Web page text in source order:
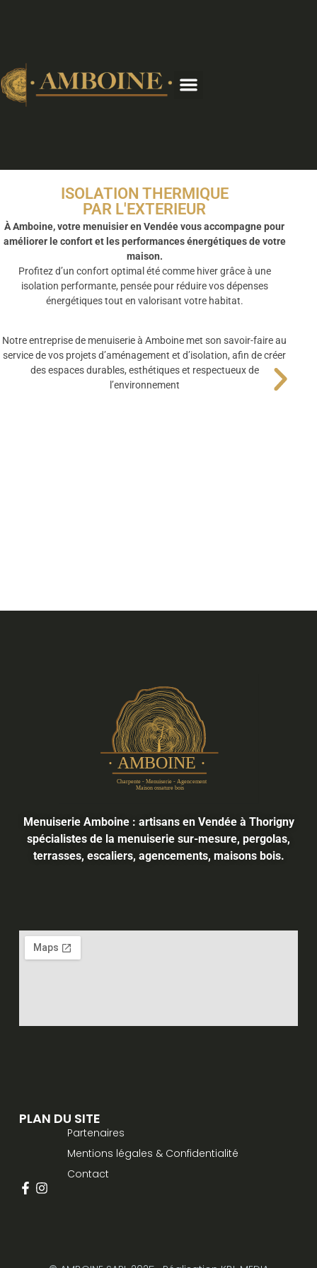
ISOLATION THERMIQUE
PAR L'EXTERIEUR
À Amboine, votre menuisier en Vendée vous accompagne pour
améliorer le confort et les performances énergétiques de votre
maison.
Profitez d’un confort optimal été comme hiver grâce à une
isolation performante, pensée pour réduire vos dépenses
énergétiques tout en valorisant votre habitat.
Notre entreprise de menuiserie à Amboine met son savoir-faire au
service de vos projets d’aménagement et d’isolation, afin de créer
des espaces durables, esthétiques et respectueux de
l’environnement
Menuiserie Amboine : artisans en Vendée à Thorigny
spécialistes de la menuiserie sur-mesure, pergolas,
terrasses, escaliers, agencements, maisons bois.
PLAN DU SITE
Partenaires
Mentions légales & Confidentialité
Contact